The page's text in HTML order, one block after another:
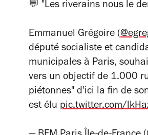
💬 "Les riverains nous le
Emmanuel Grégoire (
député socialiste et
municipales à Paris,
vers un objectif de 1.000
piétonnes" d'ici la fin de
est élu pic.twitter.com/